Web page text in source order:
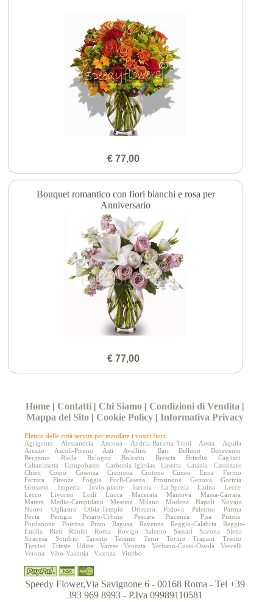
€ 77,00
Bouquet romantico con fiori bianchi e rosa per
Anniversario
€ 77,00
Home | Contatti | Chi Siamo | Condizioni di Vendita |
Mappa del Sito | Cookie Policy |Informativa Privacy
Elenco delle città servite per mandare i vostri fiori:
Agrigento
Alessandria Ancona Andria-Barletta-Trani Aosta
Aquila
Arezzo
Ascoli-Piceno Asti Avellino Bari Belluno
Benevento
Bergamo
Biella Bologna Bolzano Brescia Brindisi
Cagliari
Caltanissetta
Campobasso Carbonia-Iglesias Caserta Catania
Catanzaro
Chieti
Como Cosenza Cremona Crotone Cuneo Enna
Fermo
Ferrara
Firenze Foggia Forlì-Cesena Frosinone Genova
Gorizia
Grosseto
Imperia Invio-piante Isernia La-Spezia Latina
Lecce
Lecco
Livorno Lodi Lucca Macerata Mantova
Massa-Carrara
Matera
Medio-Campidano Messina Milano Modena Napoli
Novara
Nuoro
Ogliastra Olbia-Tempio Oristano Padova Palermo
Parma
Pavia
Perugia Pesaro-Urbino Pescara Piacenza Pisa
Pistoia
Pordenone
Potenza Prato Ragusa Ravenna Reggio-Calabria
Reggio-
Emilia
Rieti Rimini Roma Rovigo Salerno Sassari Savona
Siena
Siracusa
Sondrio Taranto Teramo Terni Torino Trapani
Trento
Treviso
Trieste Udine Varese Venezia Verbano-Cusio-Ossola
Vercelli
Verona
Vibo-Valentia Vicenza Viterbo
Speedy Flower,Via Savignone 6 - 00168 Roma - Tel +39
393 969 8993 - P.Iva 09989110581